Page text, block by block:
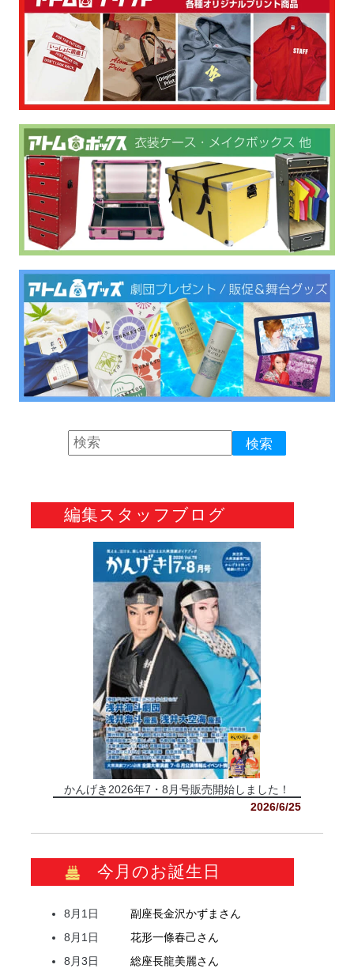
編集スタッフブログ
かんげき2026年7・8月号販売開始しました！
2026/6/25
今月のお誕生日
8月1日 副座長金沢かずま さん
8月1日
花形一條春己さん
8月3日
総座長龍美麗さん